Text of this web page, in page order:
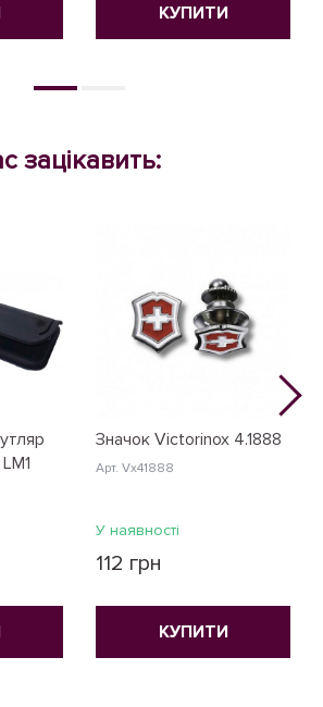
КУПИТИ
зацікавить:
Значок Victorinox 4.1888
Арт. Vx41888
У наявності
112 грн
КУПИТИ